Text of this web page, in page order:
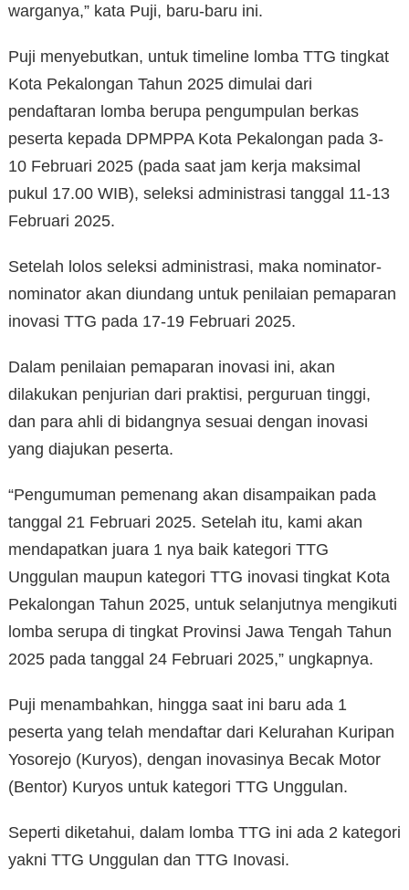
warganya,” kata Puji, baru-baru ini.
Puji menyebutkan, untuk timeline lomba TTG tingkat
Kota Pekalongan Tahun 2025 dimulai dari
pendaftaran lomba berupa pengumpulan berkas
peserta kepada DPMPPA Kota Pekalongan pada 3-
10 Februari 2025 (pada saat jam kerja maksimal
pukul 17.00 WIB), seleksi administrasi tanggal 11-13
Februari 2025.
Setelah lolos seleksi administrasi, maka nominator-
nominator akan diundang untuk penilaian pemaparan
inovasi TTG pada 17-19 Februari 2025.
Dalam penilaian pemaparan inovasi ini, akan
dilakukan penjurian dari praktisi, perguruan tinggi,
dan para ahli di bidangnya sesuai dengan inovasi
yang diajukan peserta.
“Pengumuman pemenang akan disampaikan pada
tanggal 21 Februari 2025. Setelah itu, kami akan
mendapatkan juara 1 nya baik kategori TTG
Unggulan maupun kategori TTG inovasi tingkat Kota
Pekalongan Tahun 2025, untuk selanjutnya mengikuti
lomba serupa di tingkat Provinsi Jawa Tengah Tahun
2025 pada tanggal 24 Februari 2025,” ungkapnya.
Puji menambahkan, hingga saat ini baru ada 1
peserta yang telah mendaftar dari Kelurahan Kuripan
Yosorejo (Kuryos), dengan inovasinya Becak Motor
(Bentor) Kuryos untuk kategori TTG Unggulan.
Seperti diketahui, dalam lomba TTG ini ada 2 kategori
yakni TTG Unggulan dan TTG Inovasi.